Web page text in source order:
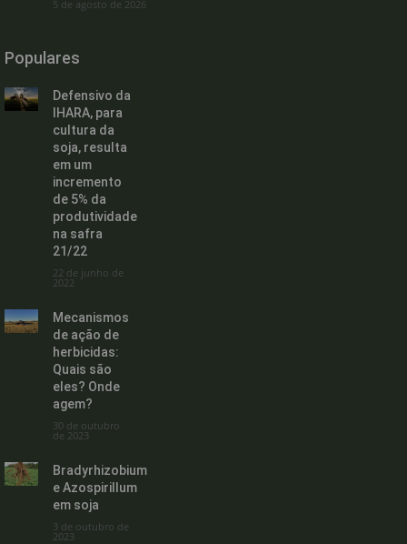
5 de agosto de 2026
Populares
Defensivo da
IHARA, para
cultura da
soja, resulta
em um
incremento
de 5% da
produtividade
na safra
21/22
22 de junho de
2022
Mecanismos
de ação de
herbicidas:
Quais são
eles? Onde
agem?
30 de outubro
de 2023
Bradyrhizobium
e Azospirillum
em soja
3 de outubro de
2023